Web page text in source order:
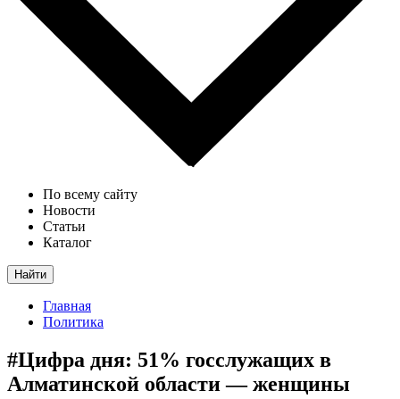
По всему сайту
Новости
Статьи
Каталог
Найти
Главная
Политика
#Цифра дня: 51% госслужащих в
Алматинской области — женщины